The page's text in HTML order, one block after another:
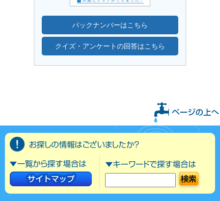
バックナンバーはこちら
クイズ・アンケートの回答はこちら